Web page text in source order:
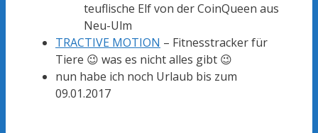
teuflische Elf von der CoinQueen aus
Neu-Ulm
TRACTIVE MOTION – Fitnesstracker für
Tiere 😉 was es nicht alles gibt 😉
nun habe ich noch Urlaub bis zum
09.01.2017